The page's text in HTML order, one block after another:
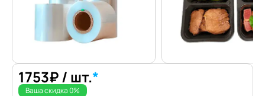
1753₽/ шт.*
Ваша скидка0%